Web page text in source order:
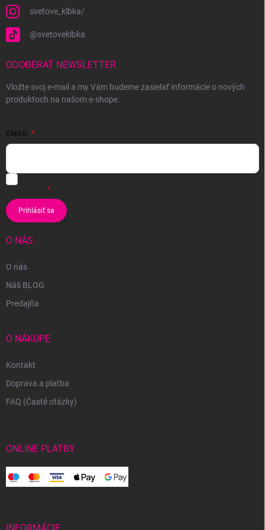
svetove_klbka/
@svetoveklbka
ODOBERAŤ NEWSLETTER
Vložte svoj e-mail a my Vám budeme zasielať informácie o nových
produktoch na našom e-shope.
EMAIL
Prihlásiť sa
O NÁS
O nás
Náš BLOG
Predajňa
O NÁKUPE
Kontakt
Doprava a platba
FAQ (Časté otázky)
ONLINE PLATBY